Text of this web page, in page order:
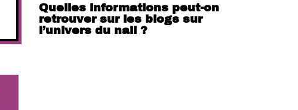
Quelles informations peut-on
retrouver sur les blogs sur
l’univers du nail ?